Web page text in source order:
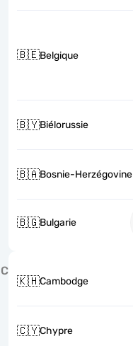
🇧🇪Belgique
🇧🇾Biélorussie
🇧🇦Bosnie-Herzégovine
🇧🇬Bulgarie
C
🇰🇭Cambodge
🇨🇾Chypre